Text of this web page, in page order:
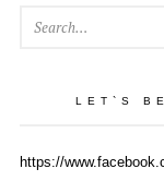
LET`S
https://